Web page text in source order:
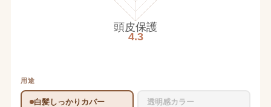
頭皮保護
4.3
用途
白髪しっかりカバー 透明感カラー